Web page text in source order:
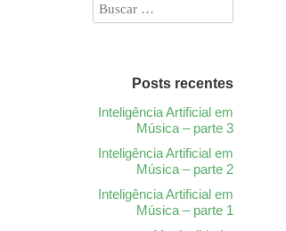
Posts recentes
Inteligência Artificial em
Música – parte 3
Inteligência Artificial em
Música – parte 2
Inteligência Artificial em
Música – parte 1